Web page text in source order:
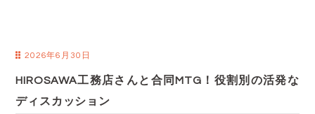
2026年6月30日
HIROSAWA工務店さんと合同MTG！役割別の活発な
ディスカッション